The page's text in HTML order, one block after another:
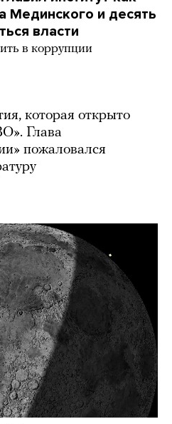
Мединского и десять
власти
в коррупции
которая открыто
Глава
пожаловался